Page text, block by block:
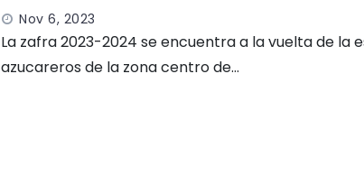
Nov 6, 2023
La zafra 2023-2024 se encuentra a la vuelta de la
azucareros de la zona centro de…